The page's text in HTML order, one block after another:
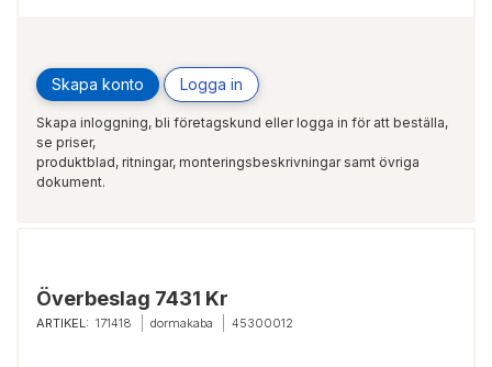
Skapa konto Logga in
Skapa inloggning, bli företagskund eller logga in för att beställa,
se priser,
produktblad, ritningar, monteringsbeskrivningar samt övriga
dokument.
Överbeslag 7431 Kr
ARTIKEL: 171418 dormakaba 45300012